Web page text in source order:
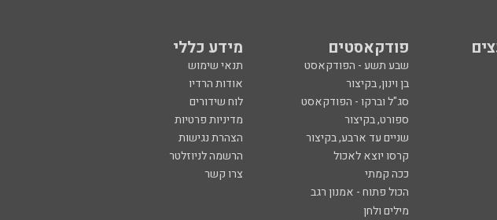
פודקאסטים מידע כללי
שבע תשע - הפודקאסט
תנאי שימוש
בן וינון, בקיצור
אודות הרדיו
סג"ל וברקו - הפודקאסט
לוח שידורים
ספורט, בקיצור
מדיניות פרטיות
שניים עד ארבע, בקיצור
הצהרת נגישות
קרסו יוצא לאכול
הרשמה לניוזלטר
ככה קמתי
צרו קשר
הכול פתוח - אמנון רגב
מילים ולחן